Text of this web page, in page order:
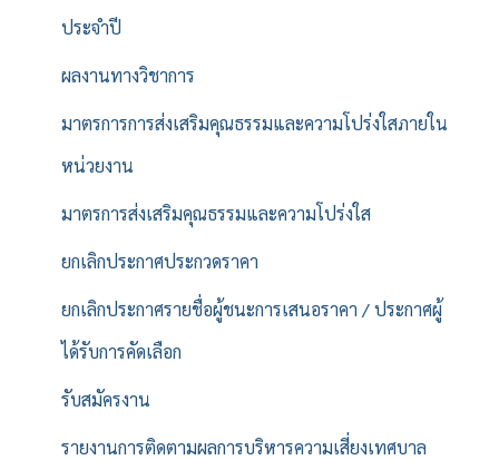
ประจำปี
ผลงานทางวิชาการ
มาตรการการส่งเสริมคุณธรรมและความโปร่งใสภายใน
หน่วยงาน
มาตรการส่งเสริมคุณธรรมและความโปร่งใส
ยกเลิกประกาศประกวดราคา
ยกเลิกประกาศรายชื่อผู้ชนะการเสนอราคา / ประกาศผู้
ได้รับการคัดเลือก
รับสมัครงาน
รายงานการติดตามผลการบริหารความเสี่ยงเทศบาล